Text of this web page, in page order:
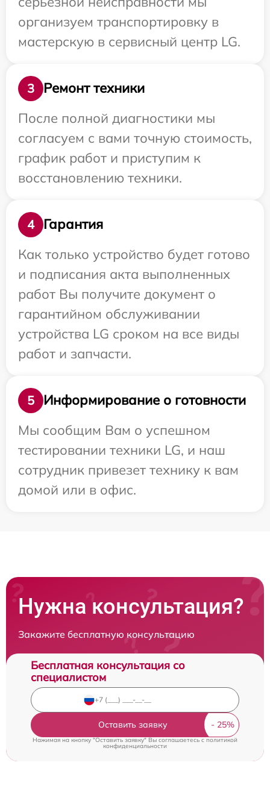
организуем транспортировку в
мастерскую в сервисный центр LG.
3
Ремонт техники
После полной диагностики мы
согласуем с вами точную стоимость,
график работ и приступим к
восстановлению техники.
4
Гарантия
Как только устройство будет готово
и подписания акта выполненных
работ Вы получите документ о
гарантийном обслуживании
устройства LG сроком на все виды
работ и запчасти.
5
Информирование о готовности
Мы сообщим Вам о успешном
тестировании техники LG, и наш
сотрудник привезет технику к вам
домой или в офис.
Нужна консультация?
Закажите бесплатную консультацию
Бесплатная консультация со
специалистом
Оставить заявку
Нажимая на кнопку "Оставить заявку" Вы соглашаетесь cполитикой
конфиденциальности